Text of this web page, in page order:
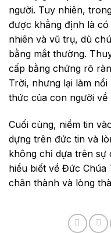
người. Tuy nhiên,
được khẳng định là
nhiên và vũ trụ, dù
bằng mắt thường.
cấp bằng chứng rõ
Trời, nhưng lại làm
thức của con người
Cuối cùng, niềm tin
dựng trên đức tin và
không chỉ dựa trên sự
hiểu biết về Đức Chúa
chân thành và lòng